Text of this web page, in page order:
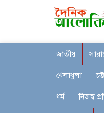
জাতীয়
খেলাধুলা
ধর্ম নিজস্ব